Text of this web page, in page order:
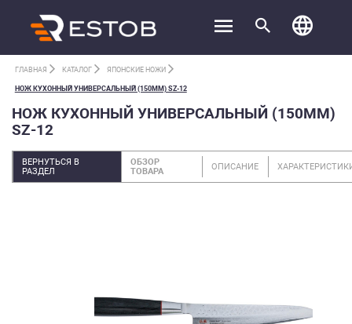
ГЛАВНАЯ КАТАЛОГ ЯПОНСКИЕ НОЖИ
НОЖ КУХОННЫЙ УНИВЕРСАЛЬНЫЙ (150ММ) SZ-12
НОЖ КУХОННЫЙ УНИВЕРСАЛЬНЫЙ (150ММ)
SZ-12
ВЕРНУТЬСЯ В
РАЗДЕЛ
ОБЗОР
ТОВАРА
ОПИСАНИЕ